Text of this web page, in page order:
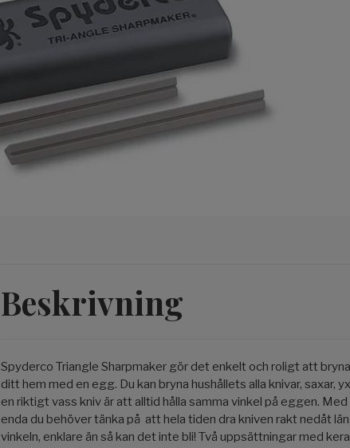
Beskrivning
Spyderco Triangle Sharpmaker gör det enkelt och roligt att
ditt hem med en egg. Du kan bryna hushållets alla knivar, saxar,
en riktigt vass kniv är att alltid hålla samma vinkel på eggen.
enda du behöver tänka på att hela tiden dra kniven rakt nedåt
vinkeln, enklare än så kan det inte bli! Två uppsättningar med